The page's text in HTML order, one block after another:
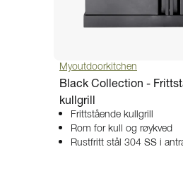
Myoutdoorkitchen
Black Collection -
kullgrill
Frittstående kullgrill
Rom for kull og røykved
Rustfritt stål 304 SS i